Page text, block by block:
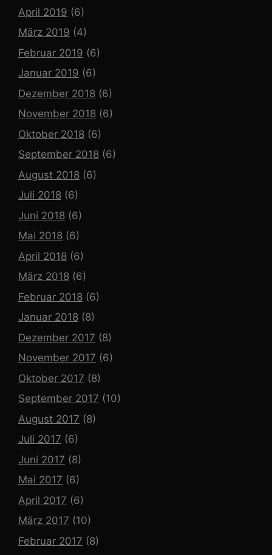
April 2019 (6)
März 2019 (4)
Februar 2019 (6)
Januar 2019 (6)
Dezember 2018 (6)
November 2018 (6)
Oktober 2018 (6)
September 2018 (6)
August 2018 (6)
Juli 2018 (6)
Juni 2018 (6)
Mai 2018 (6)
April 2018 (6)
März 2018 (6)
Februar 2018 (6)
Januar 2018 (8)
Dezember 2017 (8)
November 2017 (6)
Oktober 2017 (8)
September 2017 (10)
August 2017 (8)
Juli 2017 (6)
Juni 2017 (8)
Mai 2017 (6)
April 2017 (6)
März 2017 (10)
Februar 2017 (8)